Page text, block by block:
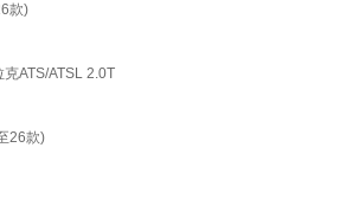
款)
ATS/ATSL 2.0T
26款)